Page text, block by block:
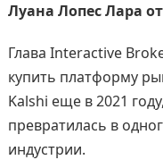
Луана Лопес Лара
Глава Interactive
купить платформу
Kalshi еще в 2021
превратилась в
индустрии.